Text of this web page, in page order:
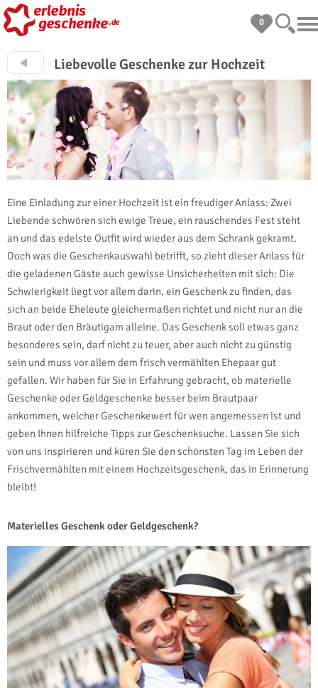
0
Liebevolle Geschenke zur Hochzeit
Eine Einladung zur einer Hochzeit ist ein freudiger Anlass: Zwei
Liebende schwören sich ewige Treue, ein rauschendes Fest steht
an und das edelste Outfit wird wieder aus dem Schrank gekramt.
Doch was die Geschenkauswahl betrifft, so zieht dieser Anlass für
die geladenen Gäste auch gewisse Unsicherheiten mit sich: Die
Schwierigkeit liegt vor allem darin, ein Geschenk zu finden, das
sich an beide Eheleute gleichermaßen richtet und nicht nur an die
Braut oder den Bräutigam alleine. Das Geschenk soll etwas ganz
besonderes sein, darf nicht zu teuer, aber auch nicht zu günstig
sein und muss vor allem dem frisch vermählten Ehepaar gut
gefallen. Wir haben für Sie in Erfahrung gebracht, ob materielle
Geschenke oder Geldgeschenke besser beim Brautpaar
ankommen, welcher Geschenkewert für wen angemessen ist und
geben Ihnen hilfreiche Tipps zur Geschenksuche. Lassen Sie sich
von uns inspirieren und küren Sie den schönsten Tag im Leben der
Frischvermählten mit einem Hochzeitsgeschenk, das in Erinnerung
bleibt!
Materielles Geschenk oder Geldgeschenk?